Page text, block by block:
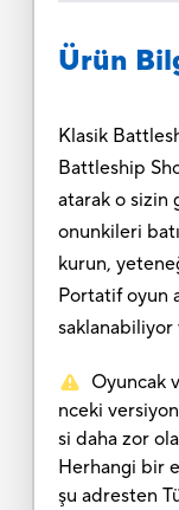
Ürün
Klasik
Battleship
atarak o sizin
onunkileri
kurun,
Portatif oyun
saklanabiliyor
Oyuncak
nceki
si daha zor
Herhangi bir
şu adresten